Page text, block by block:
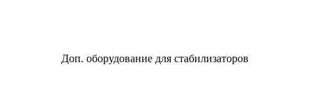
Доп. оборудование для стабилизаторов